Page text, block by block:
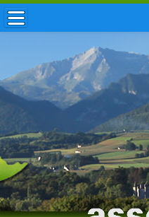
ACCUEIL / INFOS
MUNICIPALITÉ
VIE LOCALE
ENFANCE
TOURISME
HISTOIRE